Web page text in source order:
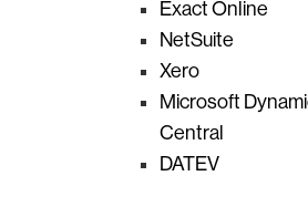
Exact Online
NetSuite
Xero
Microsoft
Central
DATEV